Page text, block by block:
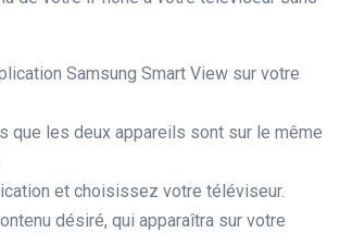
Samsung Smart View sur votre
que les deux appareils sont sur le même
et choisissez votre téléviseur.
désiré, qui apparaîtra sur votre